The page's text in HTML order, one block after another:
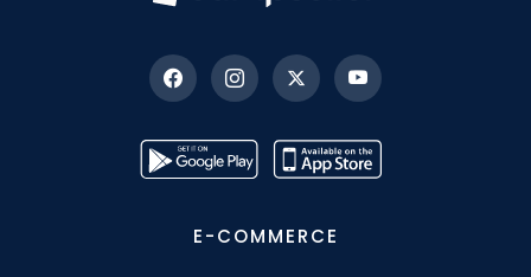
E-COMMERCE